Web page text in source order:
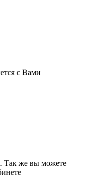
с Вами
Так же вы можете